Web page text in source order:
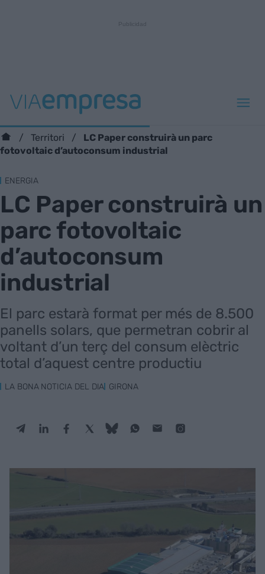
Territori
LC Paper construirà un parc
fotovoltaic d’autoconsum industrial
ENERGIA
LC Paper construirà un
parc fotovoltaic
d’autoconsum
industrial
El parc estarà format per més de 8.500
panells solars, que permetran cobrir al
voltant d’un terç del consum elèctric
total d’aquest centre productiu
LA BONA NOTICIA DEL DIA GIRONA